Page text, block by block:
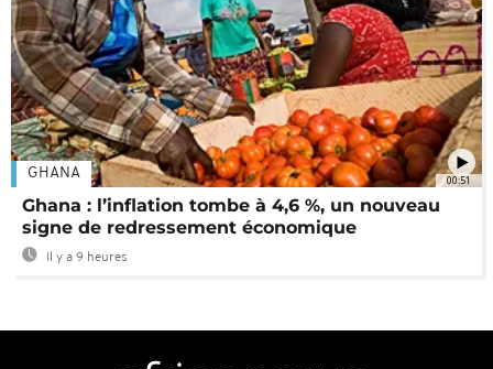
00:51
GHANA
Ghana : l’inflation tombe à 4,6 %, un nouveau
signe de redressement économique
Il y a 9 heures